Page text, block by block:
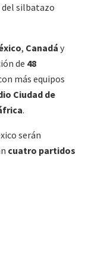
del silbatazo
, Canadá y
de 48
más equipos
Ciudad de
.
serán
cuatro partidos